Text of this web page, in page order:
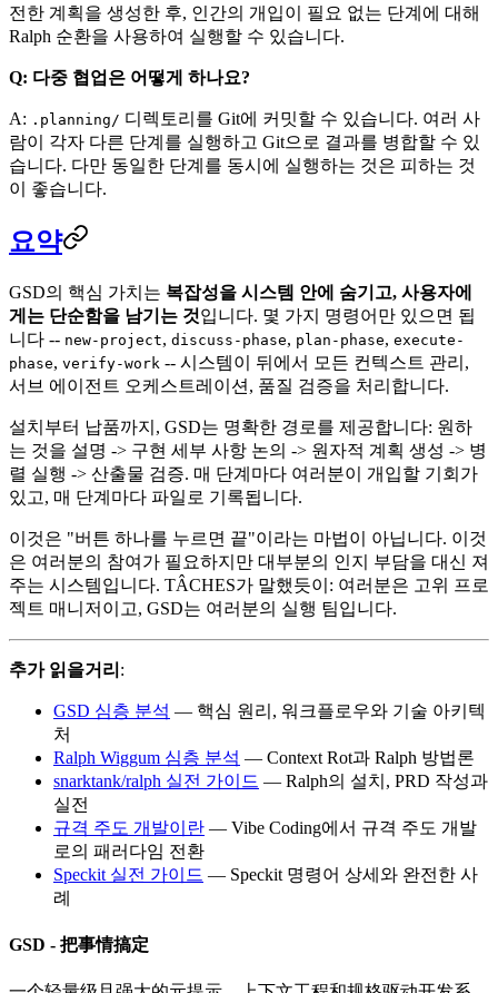
전한 계획을 생성한 후, 인간의 개입이 필요 없는 단계에 대해
Ralph 순환을 사용하여 실행할 수 있습니다.
Q: 다중 협업은 어떻게 하나요?
A: .planning/ 디렉토리를 Git에 커밋할 수 있습니다. 여러 사
람이 각자 다른 단계를 실행하고 Git으로 결과를 병합할 수 있
습니다. 다만 동일한 단계를 동시에 실행하는 것은 피하는 것
이 좋습니다.
요약
GSD의 핵심 가치는 복잡성을 시스템 안에 숨기고, 사용자에
게는 단순함을 남기는 것입니다. 몇 가지 명령어만 있으면 됩
니다 -- new-project, discuss-phase, plan-phase, execute-
phase, verify-work -- 시스템이 뒤에서 모든 컨텍스트 관리,
서브 에이전트 오케스트레이션, 품질 검증을 처리합니다.
설치부터 납품까지, GSD는 명확한 경로를 제공합니다: 원하
는 것을 설명 -> 구현 세부 사항 논의 -> 원자적 계획 생성 -> 병
렬 실행 -> 산출물 검증. 매 단계마다 여러분이 개입할 기회가
있고, 매 단계마다 파일로 기록됩니다.
이것은 "버튼 하나를 누르면 끝"이라는 마법이 아닙니다. 이것
은 여러분의 참여가 필요하지만 대부분의 인지 부담을 대신 져
주는 시스템입니다. TÂCHES가 말했듯이: 여러분은 고위 프로
젝트 매니저이고, GSD는 여러분의 실행 팀입니다.
추가 읽을거리 :
GSD 심층 분석 — 핵심 원리, 워크플로우와 기술 아키텍
처
Ralph Wiggum 심층 분석 — Context Rot과 Ralph 방법론
snarktank/ralph 실전 가이드 — Ralph의 설치, PRD 작성과
실전
규격 주도 개발이란 — Vibe Coding에서 규격 주도 개발
로의 패러다임 전환
Speckit 실전 가이드 — Speckit 명령어 상세와 완전한 사
례
GSD - 把事情搞定